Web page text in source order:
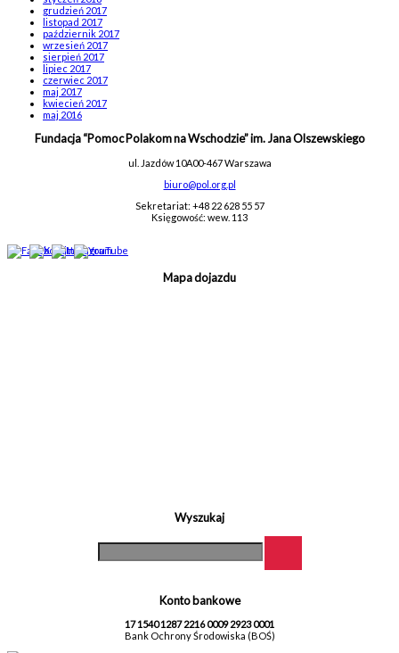
grudzień 2017
listopad 2017
październik 2017
wrzesień 2017
sierpień 2017
lipiec 2017
czerwiec 2017
maj 2017
kwiecień 2017
maj 2016
Fundacja “Pomoc Polakom na Wschodzie” im. Jana Olszewskiego
ul. Jazdów 10A00-467 Warszawa
biuro@pol.org.pl
Sekretariat: +48 22 628 55 57
Księgowość: wew. 113
Mapa dojazdu
Wyszukaj
Konto bankowe
17 1540 1287 2216 0009 2923 0001
Bank Ochrony Środowiska (BOŚ)